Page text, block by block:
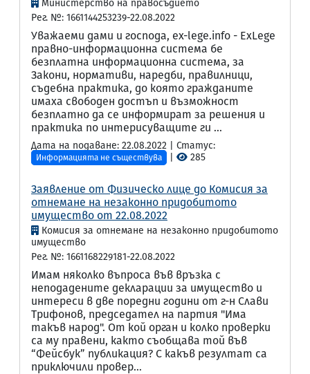
Министерство на правосъдието
Рег. №: 1661144253239-22.08.2022
Уважаеми дами и господа, ex-lege.info - ЕxLege
правно-информационна система бе
безплатна информационна система, за
Закони, нормативи, наредби, правилници,
съдебна практика, до която гражданите
имаха свободен достъп и възможност
безплатно да се информират за решения и
практика по интерисуващите ги ...
Дата на подаване: 22.08.2022 | Статус:
Информацията не съществува 285
Заявление от Физическо лице до Комисия за
отнемане на незаконно придобитото
имущество от 22.08.2022
Комисия за отнемане на незаконно придобитото
имущество
Рег. №: 1661168229181-22.08.2022
Имам няколко въпроса във връзка с
неподадените декларации за имущество и
интереси в две поредни години от г-н Слави
Трифонов, председател на партия "Има
такъв народ". От кой орган и колко проверки
са му правени, както съобщава той във
“Фейсбук” публикация? С какъв резултат са
приключили провер...